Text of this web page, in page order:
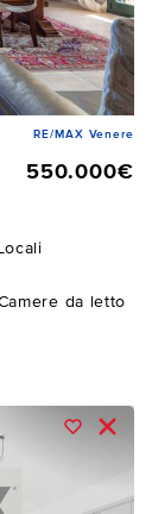
RE/MAX Venere
550.000€
da letto